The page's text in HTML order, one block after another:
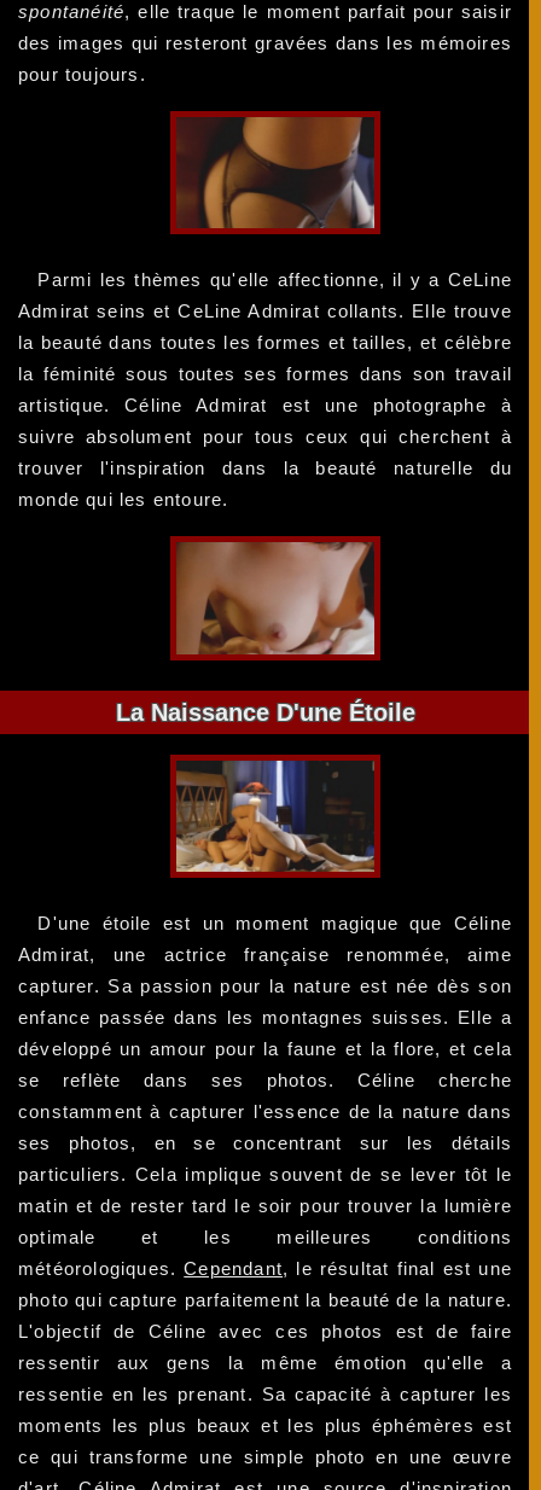
spontanéité, elle traque le moment parfait pour saisir
des images qui resteront gravées dans les mémoires
pour toujours.
Parmi les thèmes qu'elle affectionne, il y a CeLine
Admirat seins et CeLine Admirat collants. Elle trouve
la beauté dans toutes les formes et tailles, et célèbre
la féminité sous toutes ses formes dans son travail
artistique. Céline Admirat est une photographe à
suivre absolument pour tous ceux qui cherchent à
trouver l'inspiration dans la beauté naturelle du
monde qui les entoure.
La Naissance D'une Étoile
D'une étoile est un moment magique que Céline
Admirat, une actrice française renommée, aime
capturer. Sa passion pour la nature est née dès son
enfance passée dans les montagnes suisses. Elle a
développé un amour pour la faune et la flore, et cela
se reflète dans ses photos. Céline cherche
constamment à capturer l'essence de la nature dans
ses photos, en se concentrant sur les détails
particuliers. Cela implique souvent de se lever tôt le
matin et de rester tard le soir pour trouver la lumière
optimale et les meilleures conditions
météorologiques.Cependant, le résultat final est une
photo qui capture parfaitement la beauté de la nature.
L'objectif de Céline avec ces photos est de faire
ressentir aux gens la même émotion qu'elle a
ressentie en les prenant. Sa capacité à capturer les
moments les plus beaux et les plus éphémères est
ce qui transforme une simple photo en une œuvre